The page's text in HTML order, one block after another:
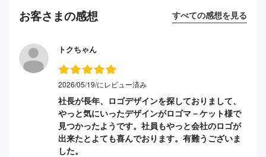
お客さまの感想 すべての感想を見る
トクちゃん
2026/05/19/にレビュー済み
社長が長年、ロゴデザインを探しておりまして、
やっと気にいったデザインがロゴマ－ケット様で
見つかったようです。社員もやっと会社のロゴが
出来たとよても喜んでおります。有難うございま
した。